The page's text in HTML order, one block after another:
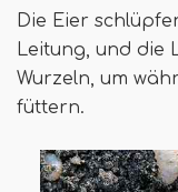
Die Eier
Leitung, und die
Wurzeln, um
füttern.